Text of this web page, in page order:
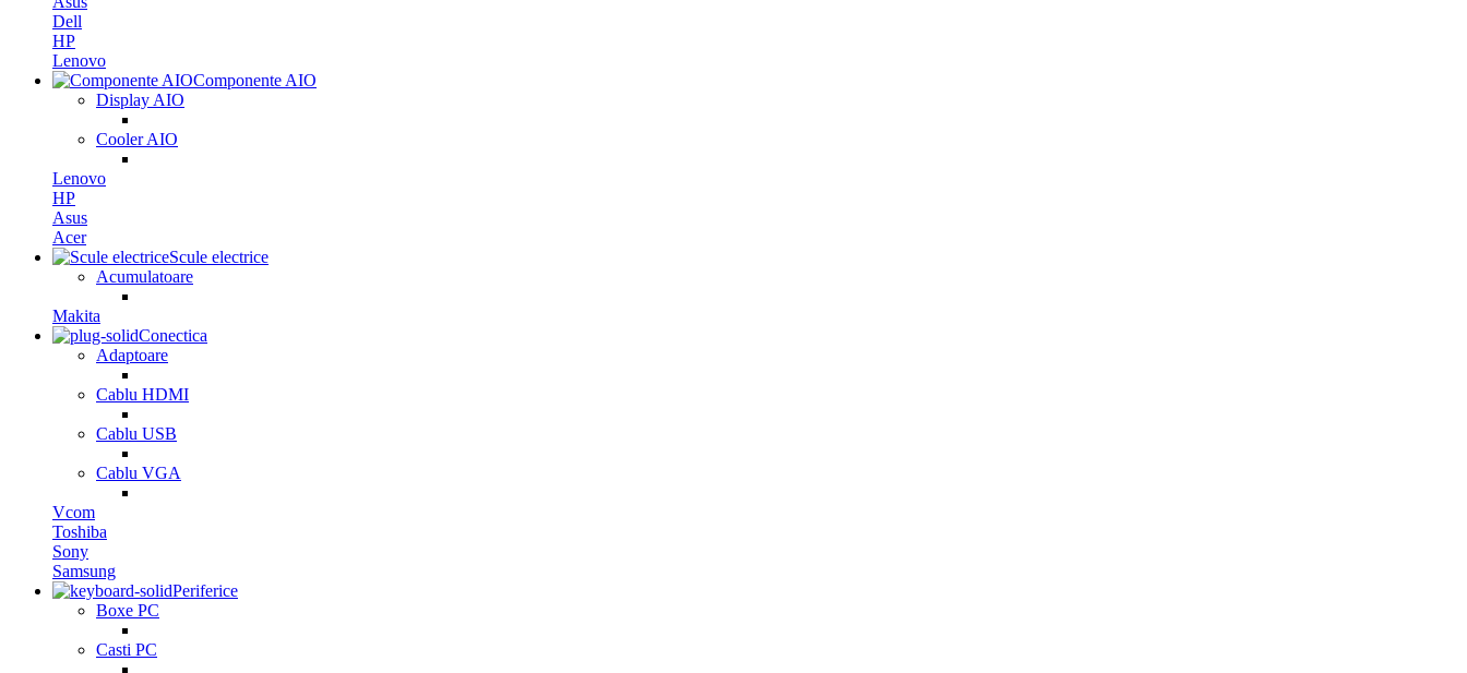
Dell
HP
Lenovo
Componente AIO
Display AIO
Cooler AIO
Lenovo
HP
Asus
Acer
Scule electrice
Acumulatoare
Makita
Conectica
Adaptoare
Cablu HDMI
Cablu USB
Cablu VGA
Vcom
Toshiba
Sony
Samsung
Periferice
Boxe PC
Casti PC